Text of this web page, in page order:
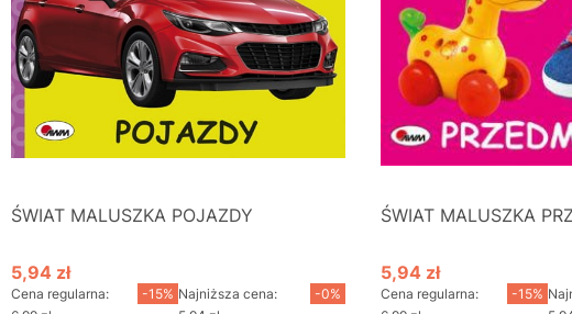
ŚWIAT MALUSZKA POJAZDY
Cena promocyjna
5,94 zł
Cena regularna:
-15% Najniższa cena:
-0%
ŚWIAT MALUSZKA
Cena promocyjna
5,94 zł
Cena regularna:
-15%